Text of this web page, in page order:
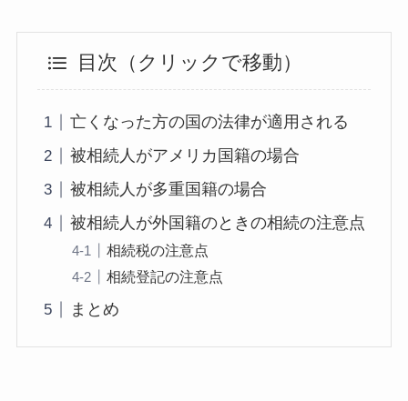
目次（クリックで移動）
亡くなった方の国の法律が適用される
被相続人がアメリカ国籍の場合
被相続人が多重国籍の場合
被相続人が外国籍のときの相続の注意点
相続税の注意点
相続登記の注意点
まとめ